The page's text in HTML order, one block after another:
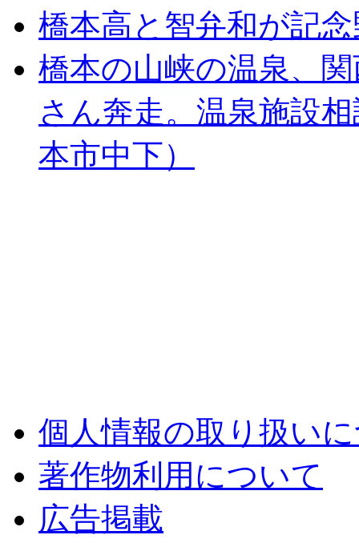
橋本高と智弁和が記
橋本の山峡の温泉、
さん奔走。温泉施設
本市中下）
個人情報の取り扱い
著作物利用について
広告掲載